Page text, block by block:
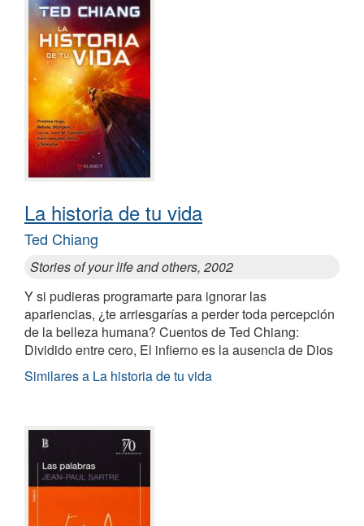
La historia de tu vida
Ted Chiang
Stories of your life and others, 2002
Y si pudieras programarte para ignorar las
apariencias, ¿te arriesgarías a perder toda percepción
de la belleza humana? Cuentos de Ted Chiang:
Dividido entre cero, El infierno es la ausencia de Dios
Similares a La historia de tu vida